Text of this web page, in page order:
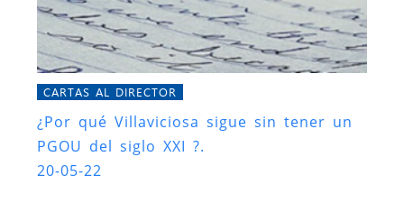
CARTAS AL DIRECTOR
¿Por qué Villaviciosa sigue sin tener un
PGOU del siglo XXI ?.
20-05-22